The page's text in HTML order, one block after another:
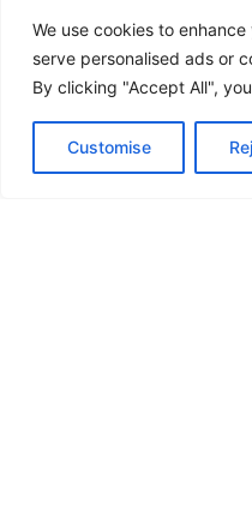
We use cookies to
serve personalised ads or
By clicking "Accept All",
Customise